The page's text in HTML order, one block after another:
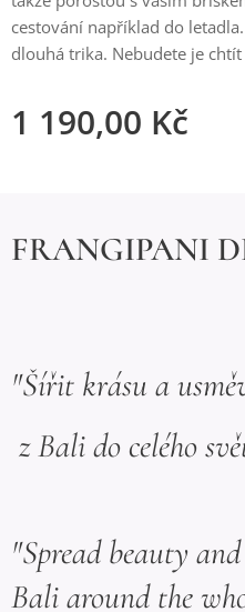
cestování například do
dlouhá trika. Nebudete je
1 190,00 Kč
FRANGIPANI
"Šířit krásu a
z Bali do celého
"Spread beauty
Bali around the